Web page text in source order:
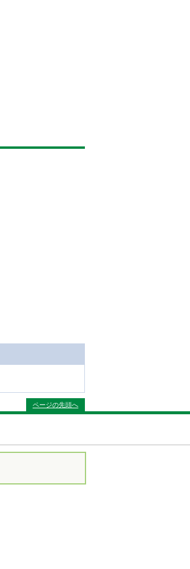
ページの先頭へ